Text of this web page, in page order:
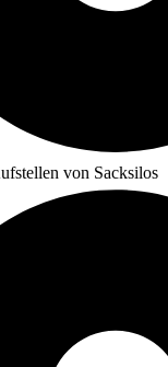
von Sacksilos